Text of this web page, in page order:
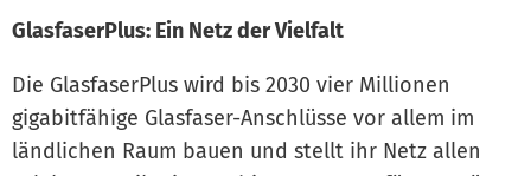
GlasfaserPlus: Ein Netz der Vielfalt
Die GlasfaserPlus wird bis 2030 vier Millionen
gigabitfähige Glasfaser-Anschlüsse vor allem im
ländlichen Raum bauen und stellt ihr Netz allen